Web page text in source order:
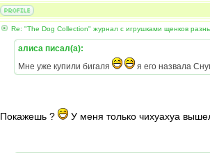
Re: "The Dog Collection" журнал с игрушками щенков
алиса писал(а):
Мне уже купили бигаля
я его назвала
Покажешь ? У меня только чихуахуа